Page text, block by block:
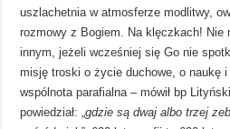
uszlachetnia w atmosferze modlitwy,
rozmowy z Bogiem. Na klęczkach! Nie
innym, jeżeli wcześniej się Go nie
misję troski o życie duchowe, o naukę
wspólnota parafialna – mówił bp
powiedział: „gdzie są dwaj albo trzej